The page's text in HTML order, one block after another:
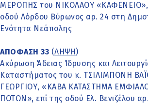
ΜΕΡΟΠΗΣ του ΝΙΚΟΛΑΟΥ «ΚΑΦΕΝΕΙΟ»,
οδού Λόρδου Βύρωνος αρ. 24 στη
Ενότητα Νεάπολης
ΑΠΟΦΑΣΗ 33 (ΛΗΨΗ )
Ακύρωση Άδειας Ίδρυσης και
Καταστήματος του κ. ΤΣΙΛΙΜΠΟΝΗ
ΓΕΩΡΓΙΟΥ, «ΚΑΒΑ ΚΑΤΑΣΤΗΜΑ
ΠΟΤΩΝ», επί της οδού Ελ. Βενιζέλου